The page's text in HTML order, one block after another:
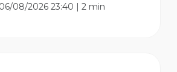
06/08/2026 23:40 |2 min